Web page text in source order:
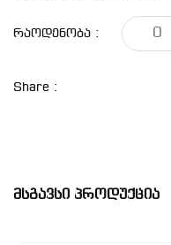
Რაოდენობა :
Share :
Მსგავსი Პროდუქცია